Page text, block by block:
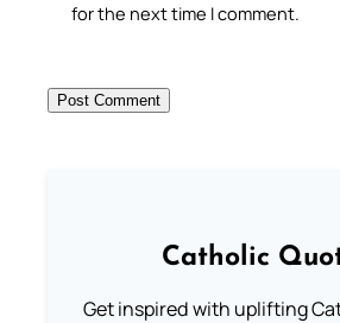
for the next time I comment.
Catholic
Get inspired with uplifting